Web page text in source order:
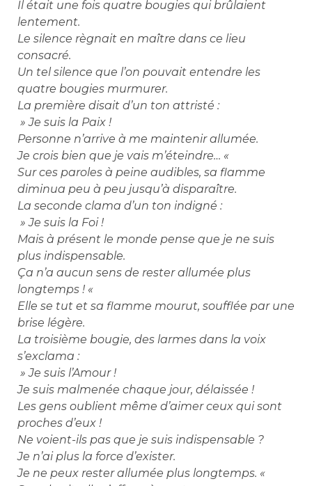
Il était une fois quatre bougies qui brûlaient
lentement.
Le silence règnait en maître dans ce lieu
consacré.
Un tel silence que l’on pouvait entendre les
quatre bougies murmurer.
La première disait d’un ton attristé :
» Je suis la Paix !
Personne n’arrive à me maintenir allumée.
Je crois bien que je vais m’éteindre… «
Sur ces paroles à peine audibles, sa flamme
diminua peu à peu jusqu’à disparaître.
La seconde clama d’un ton indigné :
» Je suis la Foi !
Mais à présent le monde pense que je ne suis
plus indispensable.
Ça n’a aucun sens de rester allumée plus
longtemps ! «
Elle se tut et sa flamme mourut, soufflée par une
brise légère.
La troisième bougie, des larmes dans la voix
s’exclama :
» Je suis l’Amour !
Je suis malmenée chaque jour, délaissée !
Les gens oublient même d’aimer ceux qui sont
proches d’eux !
Ne voient-ils pas que je suis indispensable ?
Je n’ai plus la force d’exister.
Je ne peux rester allumée plus longtemps. «